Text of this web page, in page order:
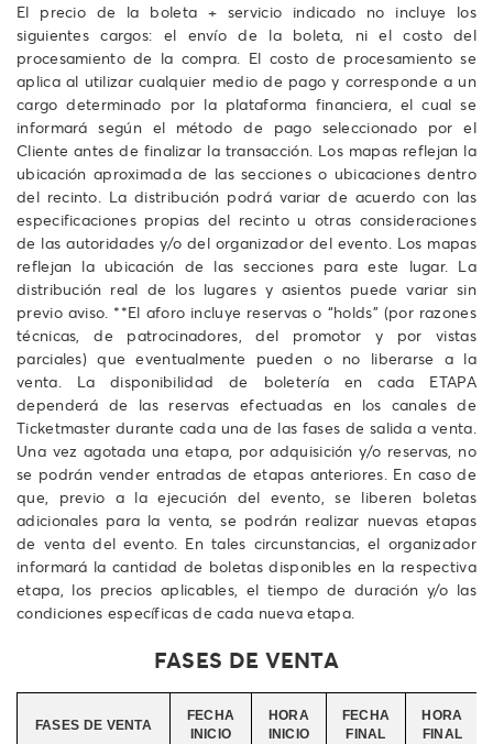
El precio de la boleta + servicio indicado no incluye los
siguientes cargos: el envío de la boleta, ni el costo del
procesamiento de la compra. El costo de procesamiento se
aplica al utilizar cualquier medio de pago y corresponde a un
cargo determinado por la plataforma financiera, el cual se
informará según el método de pago seleccionado por el
Cliente antes de finalizar la transacción. Los mapas reflejan la
ubicación aproximada de las secciones o ubicaciones dentro
del recinto. La distribución podrá variar de acuerdo con las
especificaciones propias del recinto u otras consideraciones
de las autoridades y/o del organizador del evento. Los mapas
reflejan la ubicación de las secciones para este lugar. La
distribución real de los lugares y asientos puede variar sin
previo aviso. **El aforo incluye reservas o “holds” (por razones
técnicas, de patrocinadores, del promotor y por vistas
parciales) que eventualmente pueden o no liberarse a la
venta. La disponibilidad de boletería en cada ETAPA
dependerá de las reservas efectuadas en los canales de
Ticketmaster durante cada una de las fases de salida a venta.
Una vez agotada una etapa, por adquisición y/o reservas, no
se podrán vender entradas de etapas anteriores. En caso de
que, previo a la ejecución del evento, se liberen boletas
adicionales para la venta, se podrán realizar nuevas etapas
de venta del evento. En tales circunstancias, el organizador
informará la cantidad de boletas disponibles en la respectiva
etapa, los precios aplicables, el tiempo de duración y/o las
condiciones específicas de cada nueva etapa.
FASES DE VENTA
FASES DE VENTA
FECHA
INICIO
HORA
INICIO
FECHA
FINAL
HORA
FINAL